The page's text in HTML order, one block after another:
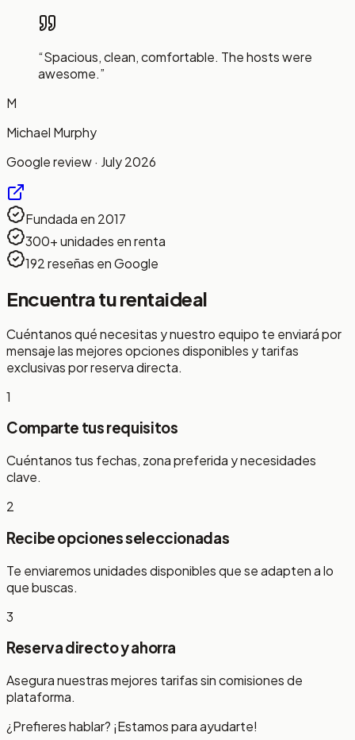
“Spacious, clean, comfortable. The hosts were
awesome.”
M
Michael Murphy
Google review · July 2026
Fundada en 2017
300+ unidades en renta
192 reseñas en Google
Encuentra tu rentaideal
Cuéntanos qué necesitas y nuestro equipo te enviará por
mensaje las mejores opciones disponibles y tarifas
exclusivas por reserva directa.
1
Comparte tus requisitos
Cuéntanos tus fechas, zona preferida y necesidades
clave.
2
Recibe opciones seleccionadas
Te enviaremos unidades disponibles que se adapten a lo
que buscas.
3
Reserva directo y ahorra
Asegura nuestras mejores tarifas sin comisiones de
plataforma.
¿Prefieres hablar? ¡Estamos para ayudarte!